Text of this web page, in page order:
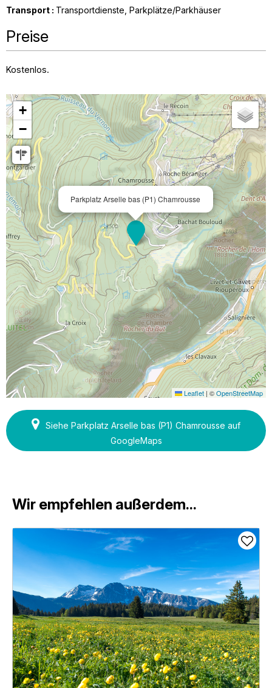
Transport : Transportdienste Parkplätze/Parkhäuser
Preise
Kostenlos.
Parkplatz Arselle bas (P1) Chamrousse
+
−
Leaflet | ©OpenStreetMap
Siehe Parkplatz Arselle bas (P1) Chamrousse auf
GoogleMaps
Wir empfehlen außerdem...